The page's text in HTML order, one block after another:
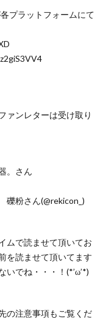
プラットフォームにて
ァンレターは受け取り
。さん
粉さん(@rekicon_)
ムで読ませて頂いてお
を読ませて頂いてます
いでね・・・！(*’ω’*)
の注意事項もご覧くだ